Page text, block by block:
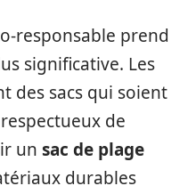
responsable prend
significative. Les
des sacs qui soient
de
un sac de plage
durables